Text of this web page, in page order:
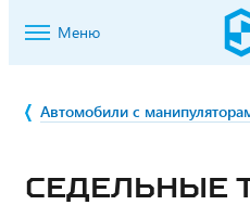
Меню
Автомобили с
СЕДЕЛЬНЫЕ